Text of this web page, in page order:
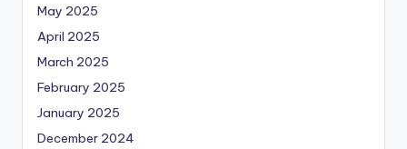
May 2025
April 2025
March 2025
February 2025
January 2025
December 2024